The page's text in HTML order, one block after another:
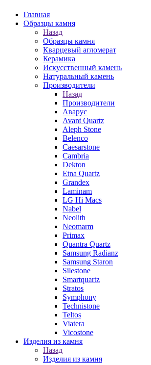
Главная
Образцы камня
Назад
Образцы камня
Кварцевый агломерат
Керамика
Искусственный камень
Натуральный камень
Производители
Назад
Производители
Аварус
Avant Quartz
Aleph Stone
Belenco
Caesarstone
Cambria
Dekton
Etna Quartz
Grandex
Laminam
LG Hi Macs
Nabel
Neolith
Neomarm
Primax
Quantra Quartz
Samsung Radianz
Samsung Staron
Silestone
Smartquartz
Stratos
Symphony
Technistone
Teltos
Viatera
Vicostone
Изделия из камня
Назад
Изделия из камня